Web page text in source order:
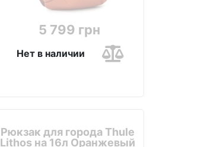
5 799 грн
Нет в наличии
Рюкзак для города Thule
Lithos на 16л Оранжевый